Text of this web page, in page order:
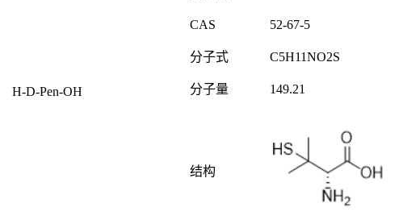
H-D-Pen-OH
CAS 52-67-5
分子式 C5H11NO2S
分子量 149.21
结构